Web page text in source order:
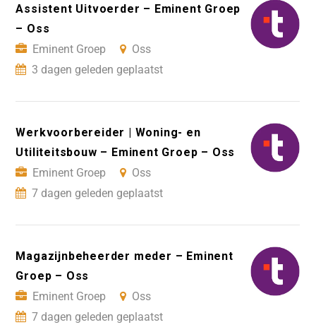
Assistent Uitvoerder – Eminent Groep
– Oss
Eminent Groep
Oss
3 dagen geleden geplaatst
Werkvoorbereider | Woning- en
Utiliteitsbouw – Eminent Groep – Oss
Eminent Groep
Oss
7 dagen geleden geplaatst
Magazijnbeheerder meder – Eminent
Groep – Oss
Eminent Groep
Oss
7 dagen geleden geplaatst